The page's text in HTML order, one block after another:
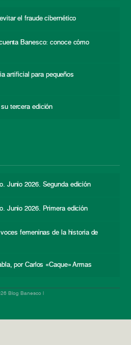
el fraude cibernético
Banesco: conoce cómo
artificial para pequeños
tercera edición
Junio 2026. Segunda edición
Junio 2026. Primera edición
femeninas de la historia de
por Carlos «Caque» Armas
Blog Banesco |